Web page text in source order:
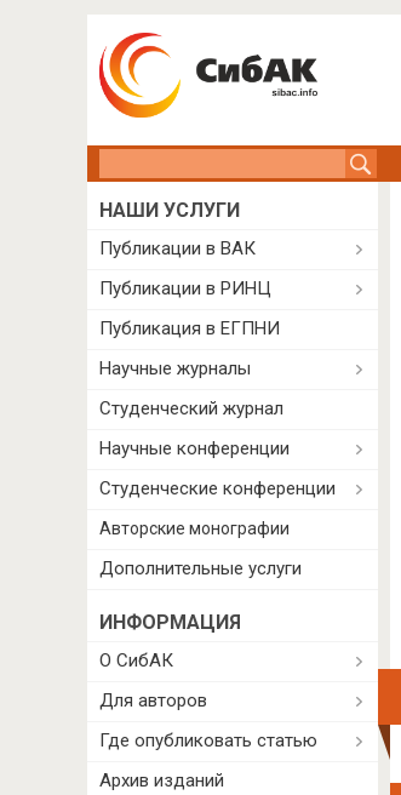
НАШИ УСЛУГИ
Публикации в ВАК
Публикации в РИНЦ
Публикация в ЕГПНИ
Научные журналы
Студенческий журнал
Научные конференции
Студенческие конференции
Авторские монографии
Дополнительные услуги
ИНФОРМАЦИЯ
О СибАК
Для авторов
Где опубликовать статью
Архив изданий